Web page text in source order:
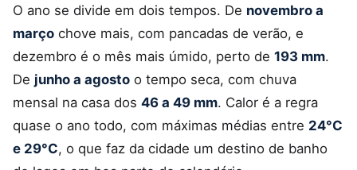
O ano se divide em dois tempos. De novembro a
março chove mais, com pancadas de verão, e
dezembro é o mês mais úmido, perto de 193 mm.
De junho a agosto o tempo seca, com chuva
mensal na casa dos 46 a 49 mm. Calor é a regra
quase o ano todo, com máximas médias entre 24°C
e 29°C, o que faz da cidade um destino de banho